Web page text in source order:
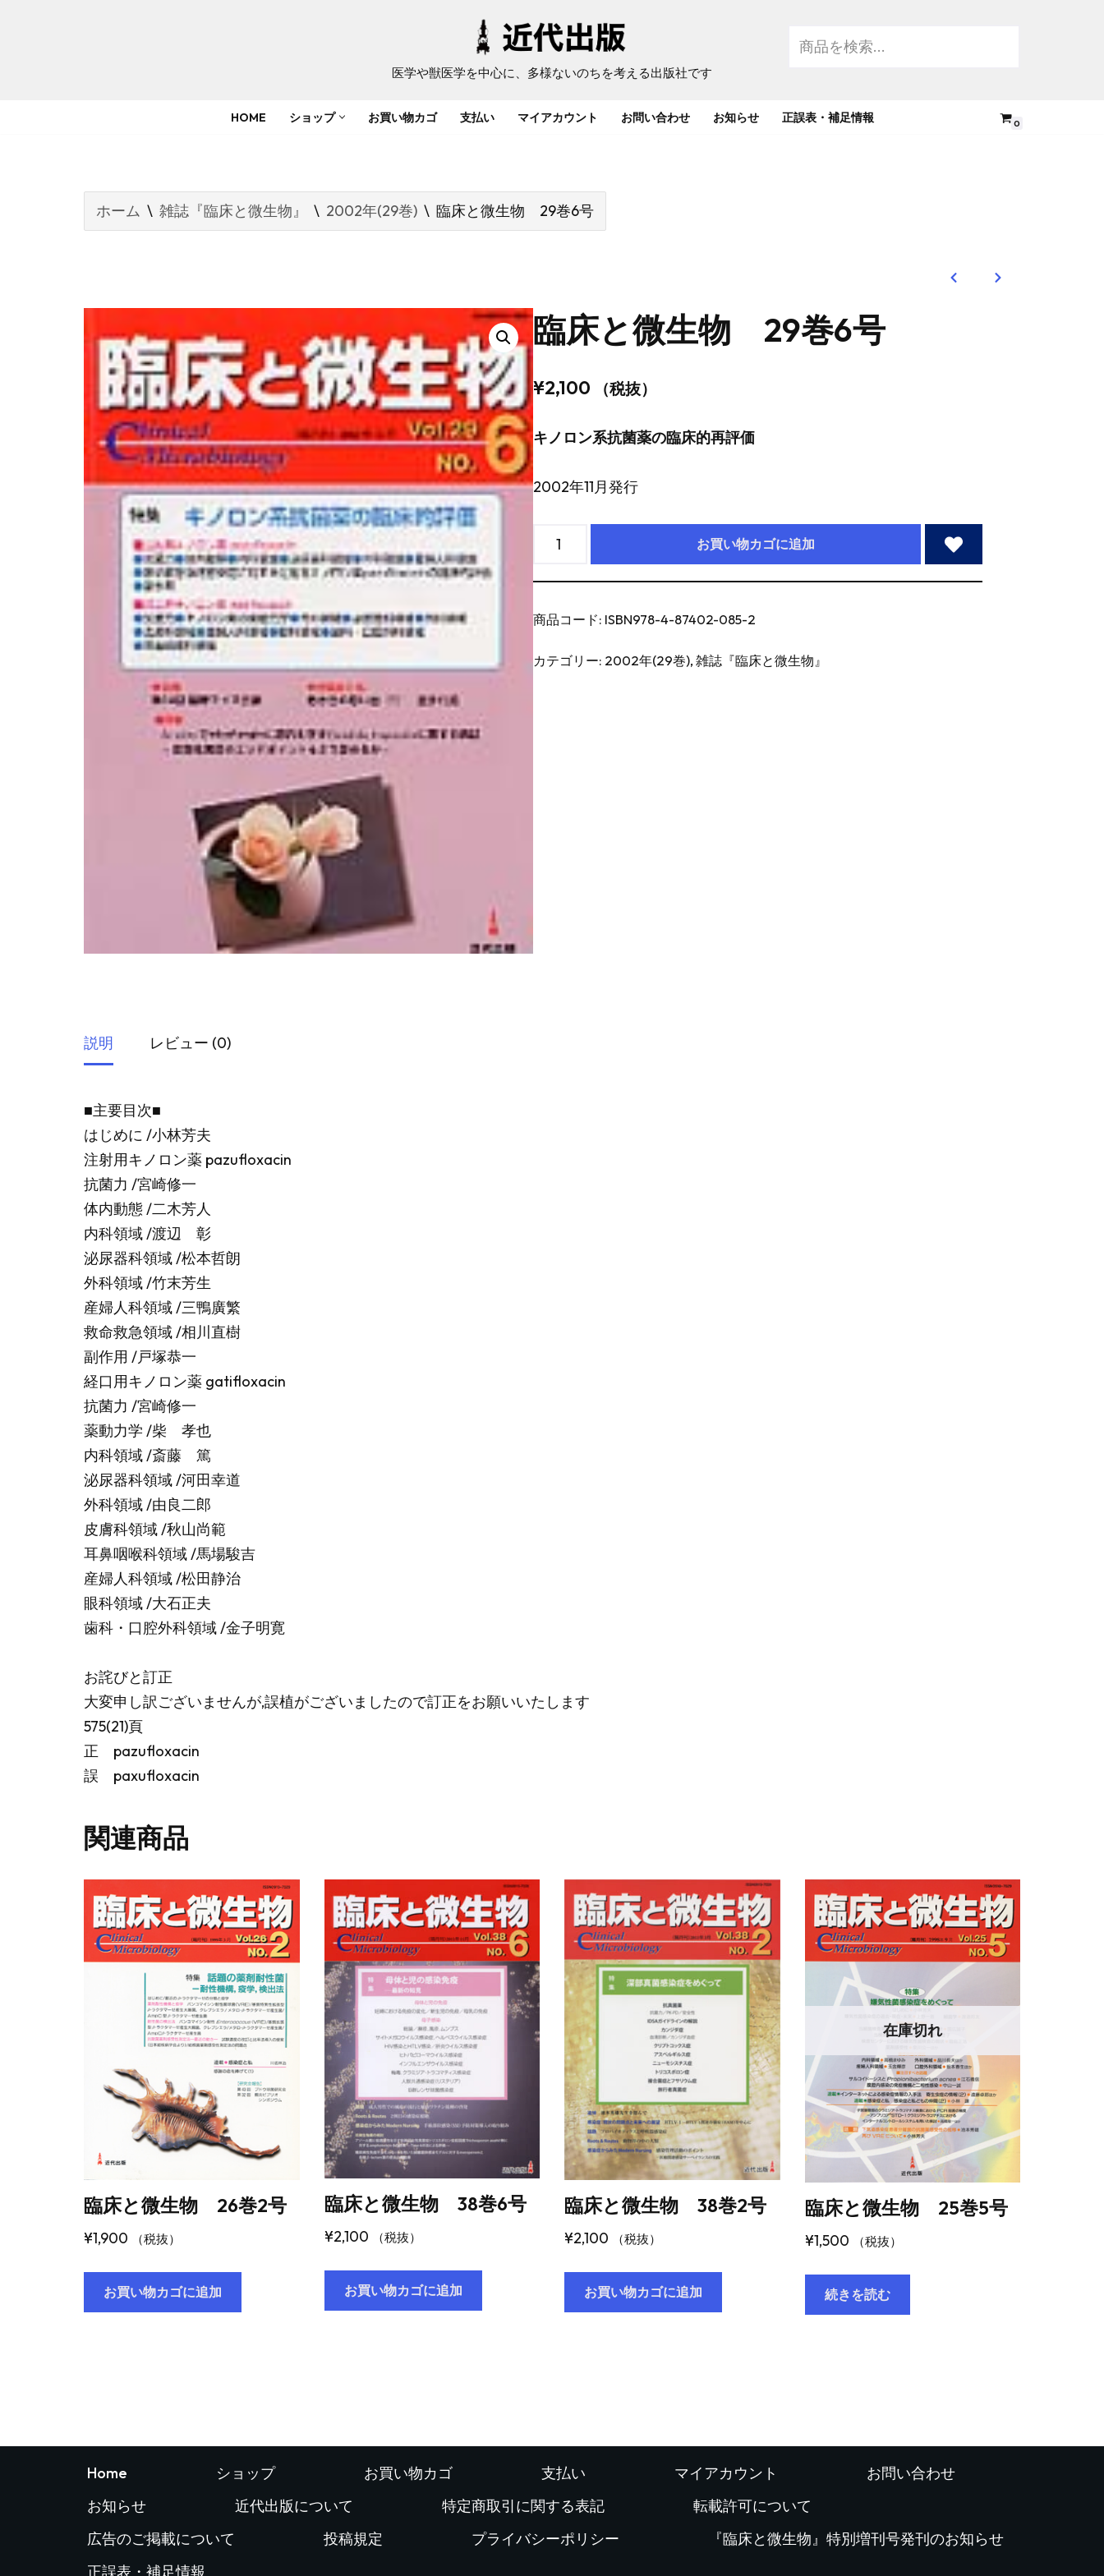
医学や獣医学を中心に、多様ないのちを考える出版社です
HOME ショップ お買い物カゴ 支払い マイアカウント お問い合わせ お知らせ 正誤表・補足情報 0
ホーム \ 雑誌『臨床と微生物』 \ 2002年(29巻) \ 臨床と微生物 29巻6号
臨床と微生物 29巻6号
¥2,100 （税抜）
キノロン系抗菌薬の臨床的再評価
2002年11月発行
お買い物カゴに追加
商品コード: ISBN978-4-87402-085-2
カテゴリー: 2002年(29巻),雑誌『臨床と微生物』
説明 レビュー (0)
■主要目次■
はじめに /小林芳夫
注射用キノロン薬 pazufloxacin
抗菌力 /宮崎修一
体内動態 /二木芳人
内科領域 /渡辺 彰
泌尿器科領域 /松本哲朗
外科領域 /竹末芳生
産婦人科領域 /三鴨廣繁
救命救急領域 /相川直樹
副作用 /戸塚恭一
経口用キノロン薬 gatifloxacin
抗菌力 /宮崎修一
薬動力学 /柴 孝也
内科領域 /斎藤 篤
泌尿器科領域 /河田幸道
外科領域 /由良二郎
皮膚科領域 /秋山尚範
耳鼻咽喉科領域 /馬場駿吉
産婦人科領域 /松田静治
眼科領域 /大石正夫
歯科・口腔外科領域 /金子明寛
お詫びと訂正
大変申し訳ございませんが,誤植がございましたので訂正をお願いいたします
575(21)頁
正 pazufloxacin
誤 paxufloxacin
関連商品
臨床と微生物 26巻2号
¥1,900 （税抜）
お買い物カゴに追加
臨床と微生物 38巻6号
¥2,100 （税抜）
お買い物カゴに追加
臨床と微生物 38巻2号
¥2,100 （税抜）
お買い物カゴに追加
在庫切れ
臨床と微生物 25巻5号
¥1,500 （税抜）
続きを読む
Home ショップ お買い物カゴ 支払い マイアカウント
お問い合わせ
お知らせ
近代出版について 特定商取引に関する表記
転載許可について
広告のご掲載について
投稿規定 プライバシーポリシー
『臨床と微生物』特別増刊号発刊のお知らせ
正誤表・補足情報